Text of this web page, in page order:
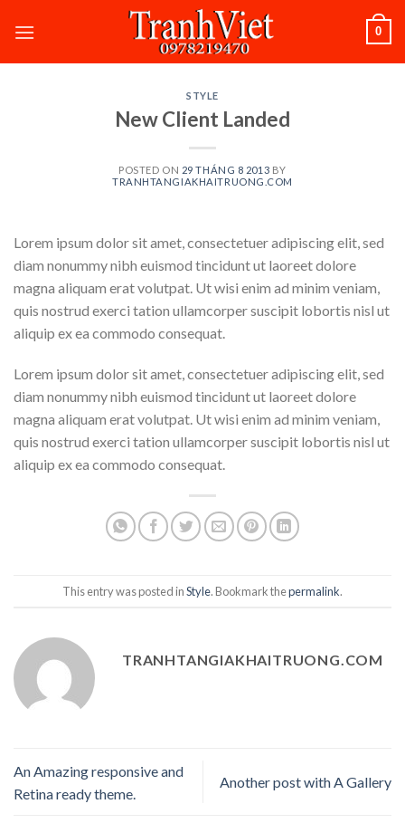
0
STYLE
New Client Landed
POSTED ON 29 THÁNG 8 2013 BY
TRANHTANGIAKHAITRUONG.COM
Lorem ipsum dolor sit amet, consectetuer adipiscing elit, sed
diam nonummy nibh euismod tincidunt ut laoreet dolore
magna aliquam erat volutpat. Ut wisi enim ad minim veniam,
quis nostrud exerci tation ullamcorper suscipit lobortis nisl ut
aliquip ex ea commodo consequat.
Lorem ipsum dolor sit amet, consectetuer adipiscing elit, sed
diam nonummy nibh euismod tincidunt ut laoreet dolore
magna aliquam erat volutpat. Ut wisi enim ad minim veniam,
quis nostrud exerci tation ullamcorper suscipit lobortis nisl ut
aliquip ex ea commodo consequat.
This entry was posted inStyle. Bookmark thepermalink.
TRANHTANGIAKHAITRUONG.COM
An Amazing responsive and
Retina ready theme.
Another post with A Gallery